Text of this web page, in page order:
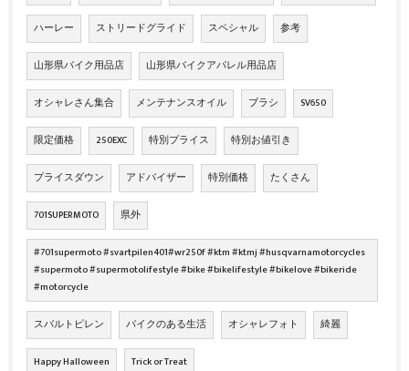
ハーレー ストリードグライド スペシャル 参考
山形県バイク用品店 山形県バイクアパレル用品店
オシャレさん集合 メンテナンスオイル ブラシ SV650
限定価格 250EXC 特別プライス 特別お値引き
プライスダウン アドバイザー 特別価格 たくさん
701SUPERMOTO 県外
#701supermoto #svartpilen401#wr250f #ktm #ktmj #husqvarnamotorcycles
#supermoto #supermotolifestyle #bike #bikelifestyle #bikelove #bikeride
#motorcycle
スバルトピレン バイクのある生活 オシャレフォト 綺麗
Happy Halloween Trick or Treat